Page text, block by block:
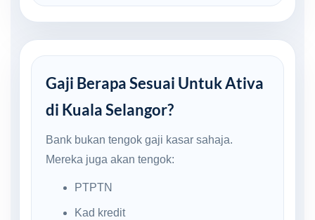
Gaji Berapa Sesuai Untuk Ativa
di Kuala Selangor?
Bank bukan tengok gaji kasar sahaja.
Mereka juga akan tengok:
PTPTN
Kad kredit